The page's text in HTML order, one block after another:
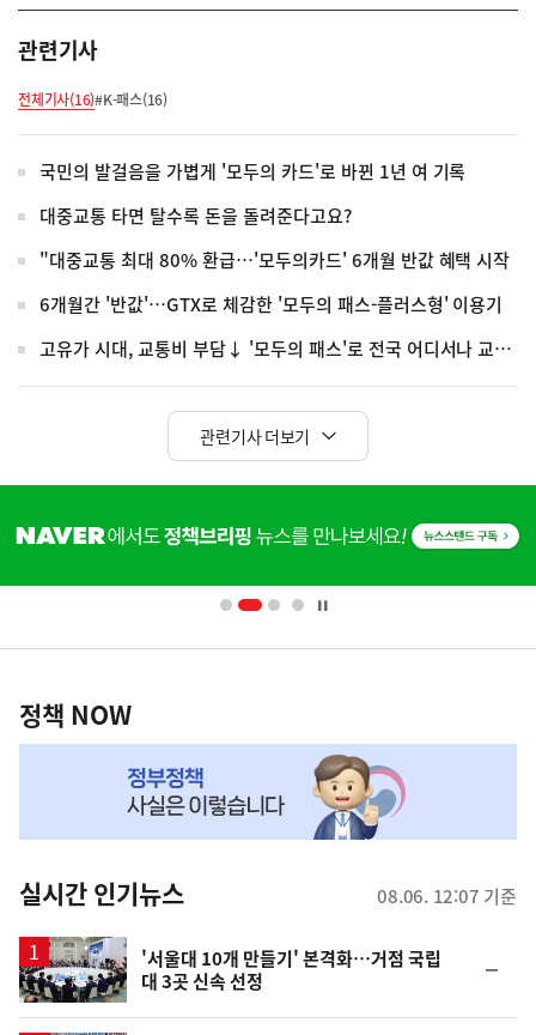
관련기사
전체기사(16)#K-패스(16)
국민의 발걸음을 가볍게 '모두의 카드'로 바뀐 1년 여 기록
대중교통 타면 탈수록 돈을 돌려준다고요?
"대중교통 최대 80% 환급…'모두의카드' 6개월 반값 혜택 시작
6개월간 '반값'…GTX로 체감한 '모두의 패스-플러스형' 이용기
고유가 시대, 교통비 부담↓ '모두의 패스'로 전국 어디서나 교통복지 누린다
관련기사 더보기
단
배
영
책
NOW,
뉴
스
정책 NOW
실시간 인기뉴스 08.06. 12:07 기준
'서울대 10개 만들기' 본격화…거점 국립
대 3곳 신속 선정
일